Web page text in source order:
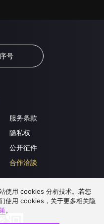
号
服务条款
隐私权
公开征件
合作洽談
使用 cookies 分析技术。若您
使用 cookies，关于更多相关隐
。